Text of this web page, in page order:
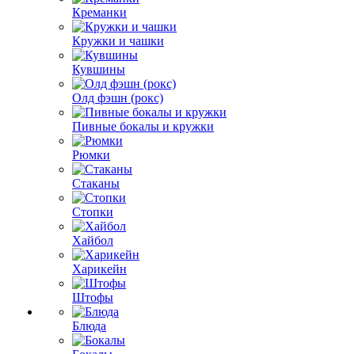
Креманки
Кружки и чашки
Кувшины
Олд фэшн (рокс)
Пивные бокалы и кружки
Рюмки
Стаканы
Стопки
Хайбол
Харикейн
Штофы
Блюда